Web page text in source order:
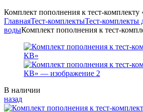
Комплект пополнения к тест-
ГлавнаяТест-комплектыТест-комплекты
водыКомплект пополнения к тест-
Availability:
В наличии
назад